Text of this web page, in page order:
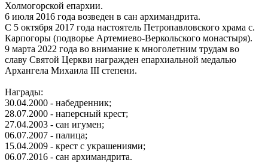
Холмогорской епархии.
6 июля 2016 года возведен в сан архимандрита.
С 5 октября 2017 года настоятель Петропавловского храма с.
Карпогоры (подворье Артемиево-Веркольского монастыря).
9 марта 2022 года во внимание к многолетним трудам во
славу Святой Церкви награжден епархиальной медалью
Архангела Михаила III степени.
Награды:
30.04.2000 - набедренник;
28.07.2000 - наперсный крест;
27.04.2003 - сан игумен;
06.07.2007 - палица;
15.04.2009 - крест с украшениями;
06.07.2016 - сан архимандрита.